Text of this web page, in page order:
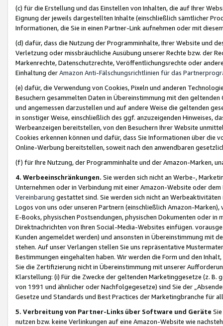
(c) für die Erstellung und das Einstellen von Inhalten, die auf Ihrer
Eignung der jeweils dargestellten Inhalte (einschließlich sämtlicher
Informationen, die Sie in einen Partner-Link aufnehmen oder mit
(d) dafür, dass die Nutzung der Programminhalte, Ihrer Website und
Verletzung oder missbräuchliche Ausübung unserer Rechte bzw. der
Markenrechte, Datenschutzrechte, Veröffentlichungsrechte oder
Einhaltung derAmazon Anti-Fälschungsrichtlinien für das
(e) dafür, die Verwendung von Cookies, Pixeln und anderen
Besuchern gesammelten Daten in Übereinstimmung mit den
und angemessen darzustellen und auf andere Weise die geltenden
in sonstiger Weise, einschließlich des ggf. anzuzeigenden Hinweises,
Werbeanzeigen bereitstellen, von den Besuchern Ihrer Website
Cookies erkennen können und dafür, dass Sie Informationen über die
Online-Werbung bereitstellen, soweit nach den anwendbaren
(f) für Ihre Nutzung, der Programminhalte und der Amazon-Marken,
4. Werbeeinschränkungen. Sie werden sich nicht an Werbe-,
Unternehmen oder in Verbindung mit einer Amazon-Website oder
Vereinbarung gestattet sind. Sie werden sich nicht an
Logos von uns oder unseren Partnern (einschließlich Amazon-
E-Books, physischen Postsendungen, physischen Dokumenten oder in
Direktnachrichten von Ihren Social-Media-Websites einfügen.
Kunden angemeldet werden) und ansonsten in Übereinstimmung mit
stehen. Auf unser Verlangen stellen Sie uns repräsentative
Bestimmungen eingehalten haben. Wir werden die Form und den
Sie die Zertifizierung nicht in Übereinstimmung mit unserer
Klarstellung: (i) Für die Zwecke der geltenden Marketinggesetze (z. B.
von 1991 und ähnlicher oder Nachfolgegesetze) sind Sie der
Gesetze und Standards und Best Practices der Marketingbranche für
5. Verbreitung von Partner-Links über Software und Geräte
nutzen bzw. keine Verlinkungen auf eine Amazon-Website wie